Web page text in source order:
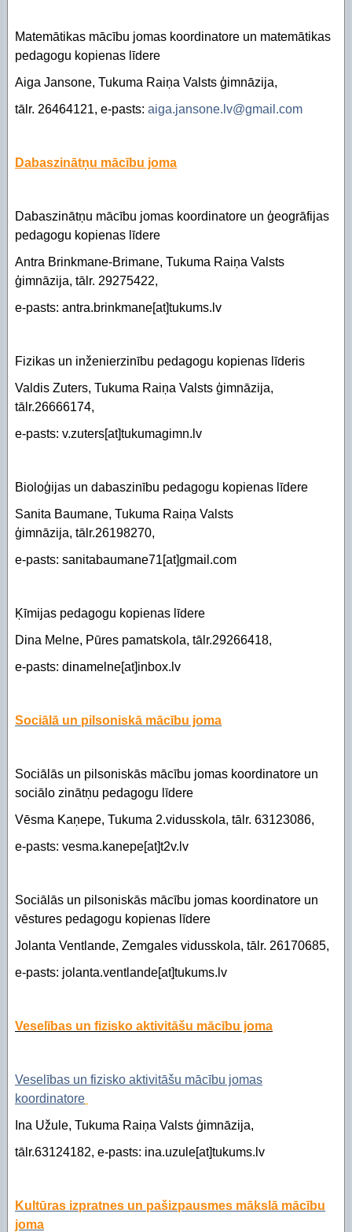
Matemātikas mācību jomas koordinatore un matemātikas
pedagogu kopienas līdere
Aiga Jansone, Tukuma Raiņa Valsts ģimnāzija,
tālr. 26464121, e-pasts: aiga.jansone.lv@gmail.com
Dabaszinātņu mācību joma
Dabaszinātņu mācību jomas koordinatore un ģeogrāfijas
pedagogu kopienas līdere
Antra Brinkmane-Brimane, Tukuma Raiņa Valsts
ģimnāzija, tālr. 29275422,
e-pasts: antra.brinkmane[at]tukums.lv
Fizikas un inženierzinību pedagogu kopienas līderis
Valdis Zuters, Tukuma Raiņa Valsts ģimnāzija,
tālr.26666174,
e-pasts: v.zuters[at]tukumagimn.lv
Bioloģijas un dabaszinību pedagogu kopienas līdere
Sanita Baumane, Tukuma Raiņa Valsts
ģimnāzija, tālr.26198270,
e-pasts: sanitabaumane71[at]gmail.com
Ķīmijas pedagogu kopienas līdere
Dina Melne, Pūres pamatskola, tālr.29266418,
e-pasts: dinamelne[at]inbox.lv
Sociālā un pilsoniskā mācību joma
Sociālās un pilsoniskās mācību jomas koordinatore un
sociālo zinātņu pedagogu līdere
Vēsma Kaņepe, Tukuma 2.vidusskola, tālr. 63123086,
e-pasts: vesma.kanepe[at]t2v.lv
Sociālās un pilsoniskās mācību jomas koordinatore un
vēstures pedagogu kopienas līdere
Jolanta Ventlande, Zemgales vidusskola, tālr. 26170685,
e-pasts: jolanta.ventlande[at]tukums.lv
Veselības un fizisko aktivitāšu mācību joma
Veselības un fizisko aktivitāšu mācību jomas
koordinatore
Ina Užule, Tukuma Raiņa Valsts ģimnāzija,
tālr.63124182, e-pasts: ina.uzule[at]tukums.lv
Kultūras izpratnes un pašizpausmes mākslā mācību
joma